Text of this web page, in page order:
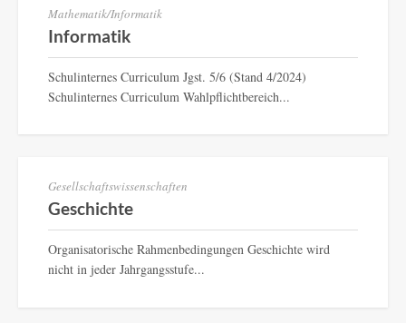
Mathematik/Informatik
Informatik
Schulinternes Curriculum Jgst. 5/6 (Stand 4/2024)
Schulinternes Curriculum Wahlpflichtbereich...
Gesellschaftswissenschaften
Geschichte
Organisatorische Rahmenbedingungen Geschichte wird
nicht in jeder Jahrgangsstufe...